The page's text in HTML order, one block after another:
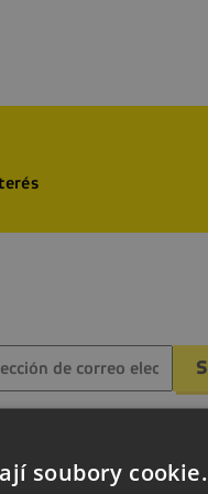
en el aviso legal.
soubory cookie.